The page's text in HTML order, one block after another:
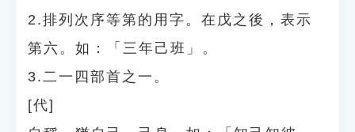
2.排列次序等第的用字。在戊之後，表示
第六。如：「三年己班」。
3.二一四部首之一。
[代]